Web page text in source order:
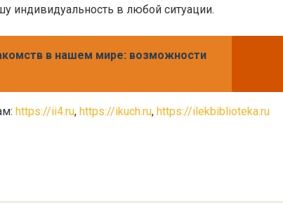
индивидуальность в любой ситуации.
в нашем мире: возможности
https://ii4.ru, https://ikuch.ru, https://ilekbiblioteka.ru